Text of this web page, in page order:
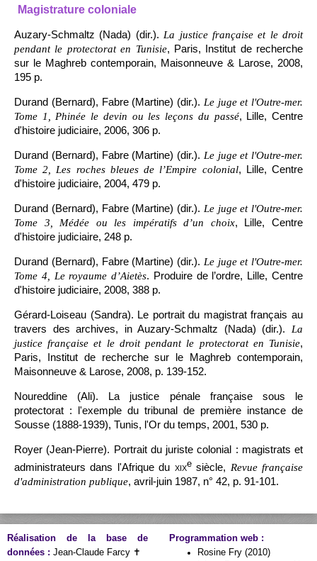
Magistrature coloniale
Auzary-Schmaltz (Nada) (dir.). La justice française et le droit
pendant le protectorat en Tunisie, Paris, Institut de recherche
sur le Maghreb contemporain, Maisonneuve & Larose, 2008,
195 p.
Durand (Bernard), Fabre (Martine) (dir.). Le juge et l'Outre-mer.
Tome 1, Phinée le devin ou les leçons du passé, Lille, Centre
d'histoire judiciaire, 2006, 306 p.
Durand (Bernard), Fabre (Martine) (dir.). Le juge et l'Outre-mer.
Tome 2, Les roches bleues de l’Empire colonial, Lille, Centre
d'histoire judiciaire, 2004, 479 p.
Durand (Bernard), Fabre (Martine) (dir.). Le juge et l'Outre-mer.
Tome 3, Médée ou les impératifs d’un choix, Lille, Centre
d'histoire judiciaire, 248 p.
Durand (Bernard), Fabre (Martine) (dir.). Le juge et l'Outre-mer.
Tome 4, Le royaume d’Aietès. Produire de l’ordre, Lille, Centre
d'histoire judiciaire, 2008, 388 p.
Gérard-Loiseau (Sandra). Le portrait du magistrat français au
travers des archives, in Auzary-Schmaltz (Nada) (dir.). La
justice française et le droit pendant le protectorat en Tunisie,
Paris, Institut de recherche sur le Maghreb contemporain,
Maisonneuve & Larose, 2008, p. 139-152.
Noureddine (Ali). La justice pénale française sous le
protectorat : l'exemple du tribunal de première instance de
Sousse (1888-1939), Tunis, l'Or du temps, 2001, 530 p.
Royer (Jean-Pierre). Portrait du juriste colonial : magistrats et
administrateurs dans l'Afrique du xixesiècle, Revue française
d'administration publique, avril-juin 1987, n° 42, p. 91-101.
Réalisation de la base de
données : Jean-Claude Farcy ✝
Programmation web :
Rosine Fry (2010)